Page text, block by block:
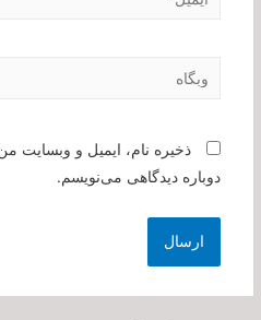
وبگاه
ذخیره نام، ایمیل و وبسایت
دوباره دیدگاهی می‌نویسم.